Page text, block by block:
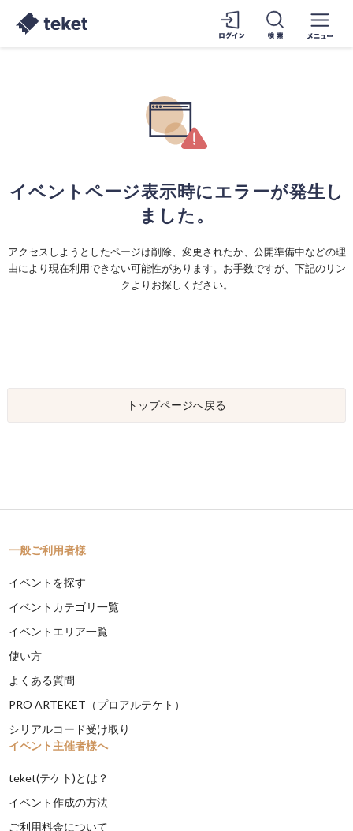
イベントページ表示時にエラーが発生し
ました。
アクセスしようとしたページは削除、変更されたか、公開準備中などの理
由により現在利用できない可能性があります。お手数ですが、下記のリン
クよりお探しください。
トップページへ戻る
一般ご利用者様
イベントを探す
イベントカテゴリ一覧
イベントエリア一覧
使い方
よくある質問
PRO ARTEKET（プロアルテケト）
シリアルコード受け取り
イベント主催者様へ
teket(テケト)とは？
イベント作成の方法
ご利用料金について